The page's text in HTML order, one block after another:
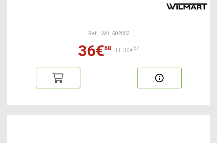
Ref : WIL 502002
36€68 HT:30€57